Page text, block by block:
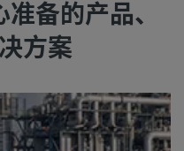
备的产品、
方案